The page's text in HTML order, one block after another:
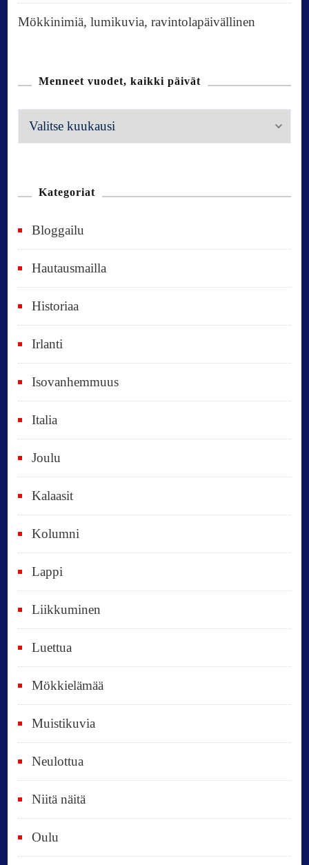
Mökkinimiä, lumikuvia, ravintolapäivällinen
Menneet vuodet, kaikki päivät
M
e
e
v
u
o
e
t
,
i
k
i
p
ä
ä
t
Kategoriat
Bloggailu
Hautausmailla
Historiaa
Irlanti
Isovanhemmuus
Italia
Joulu
Kalaasit
Kolumni
Lappi
Liikkuminen
Luettua
Mökkielämää
Muistikuvia
Neulottua
Niitä näitä
Oulu